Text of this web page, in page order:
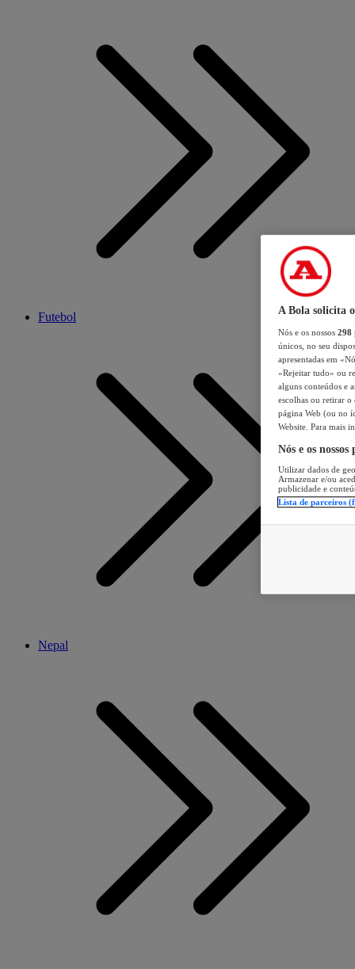
Futebol
Nepal
A Bola solicita
Nós e os nossos 298
únicos, no seu
apresentadas em
«Rejeitar tudo» ou
alguns conteúdos e
escolhas ou retirar
página Web (ou no
Website. Para mais
Nós e os
Utilizar dados de
Armazenar e/ou
publicidade e
Lista de parceiros